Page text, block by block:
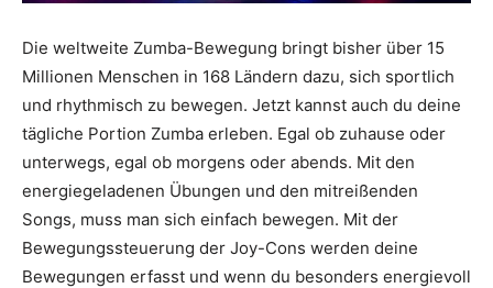
Die weltweite Zumba-Bewegung bringt bisher über 15
Millionen Menschen in 168 Ländern dazu, sich sportlich
und rhythmisch zu bewegen. Jetzt kannst auch du deine
tägliche Portion Zumba erleben. Egal ob zuhause oder
unterwegs, egal ob morgens oder abends. Mit den
energiegeladenen Übungen und den mitreißenden
Songs, muss man sich einfach bewegen. Mit der
Bewegungssteuerung der Joy-Cons werden deine
Bewegungen erfasst und wenn du besonders energievoll